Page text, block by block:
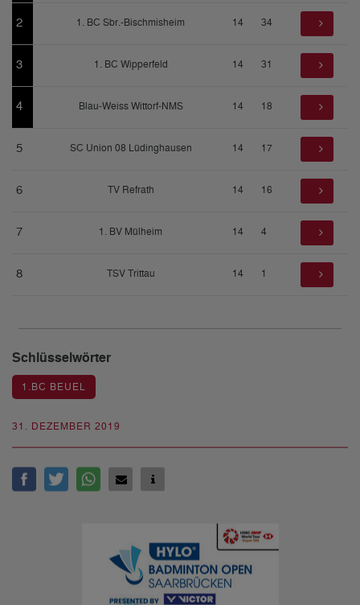
31. DEZEMBER 2019
2 1. BC Sbr.-Bischmisheim 14 34
3 1. BC Wipperfeld 14 31
4 Blau-Weiss Wittorf-NMS 14 18
5 SC Union 08 Lüdinghausen 14 17
6 TV Refrath 14 16
7 1. BV Mülheim 14 4
8 TSV Trittau 14 1
Schlüsselwörter
1.BC BEUEL